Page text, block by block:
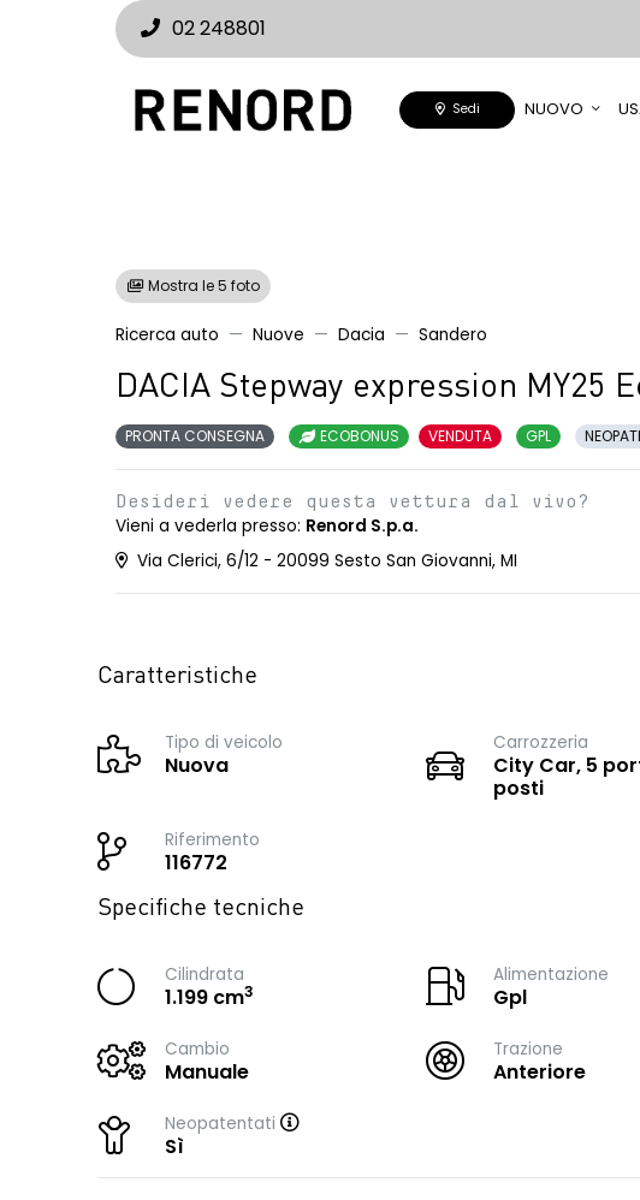
02 248801
Sedi NUOVO
Mostra le 5 foto
Ricerca auto Nuove Dacia Sandero
DACIA Stepway expression MY25
PRONTA CONSEGNA ECOBONUS VENDUTA GPL
Desideri vedere questa vettura dal vivo?
Vieni a vederla presso: Renord S.p.a.
Via Clerici, 6/12 - 20099 Sesto San Giovanni, MI
Caratteristiche
Tipo di veicolo
Nuova
Carrozzeria
City Car, 5
posti
Riferimento
116772
Specifiche tecniche
Cilindrata
1.199 cm3
Alimentazione
Gpl
Cambio
Manuale
Trazione
Anteriore
Neopatentati
Sì